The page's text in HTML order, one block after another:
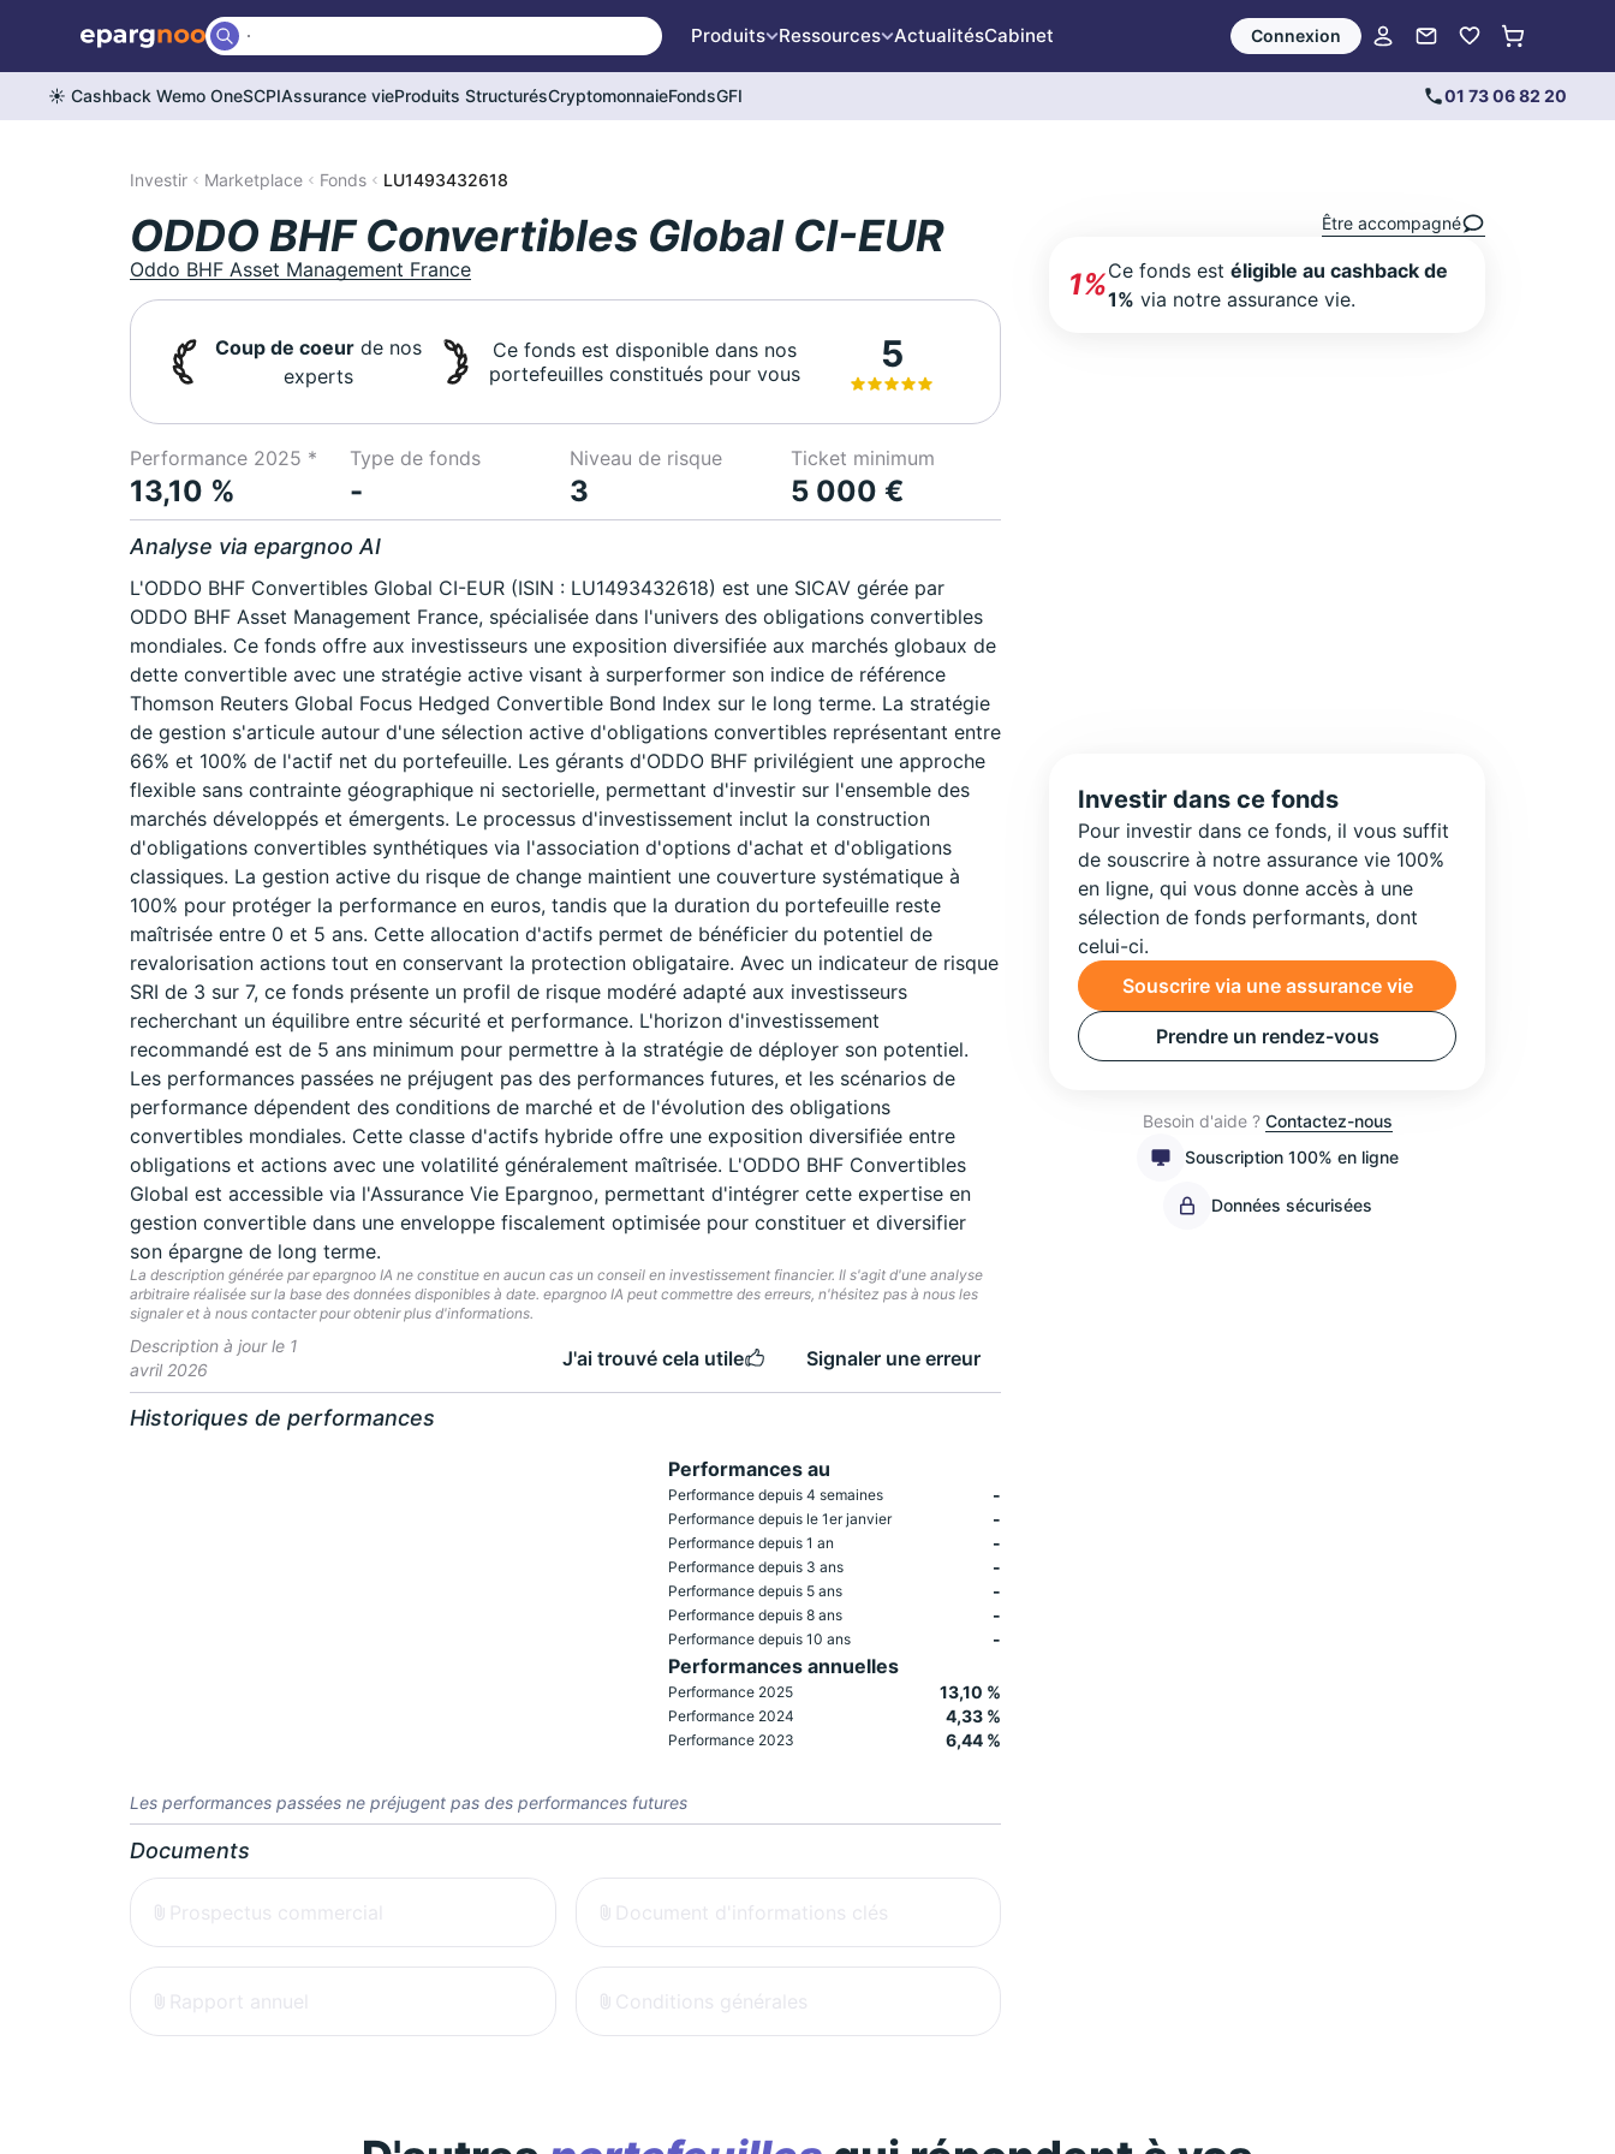
Produits Ressources ActualitésCabinet Connexion
☀️ Cashback Wemo OneSCPIAssurance vieProduits StructurésCryptomonnaieFondsGFI 01 73 06 82 20
Investir Marketplace Fonds LU1493432618
ODDO BHF Convertibles Global CI-EUR
Oddo BHF Asset Management France
Coup de coeurde nos
experts
Ce fonds est disponible dans nos
portefeuilles constitués pour vous
5
Performance 2025 *
13,10 %
Type de fonds
-
Niveau de risque
3
Ticket minimum
5 000 €
Analyse via epargnoo AI
L'ODDO BHF Convertibles Global CI-EUR (ISIN : LU1493432618) est une SICAV gérée par
ODDO BHF Asset Management France, spécialisée dans l'univers des obligations convertibles
mondiales. Ce fonds offre aux investisseurs une exposition diversifiée aux marchés globaux de
dette convertible avec une stratégie active visant à surperformer son indice de référence
Thomson Reuters Global Focus Hedged Convertible Bond Index sur le long terme. La stratégie
de gestion s'articule autour d'une sélection active d'obligations convertibles représentant entre
66% et 100% de l'actif net du portefeuille. Les gérants d'ODDO BHF privilégient une approche
flexible sans contrainte géographique ni sectorielle, permettant d'investir sur l'ensemble des
marchés développés et émergents. Le processus d'investissement inclut la construction
d'obligations convertibles synthétiques via l'association d'options d'achat et d'obligations
classiques. La gestion active du risque de change maintient une couverture systématique à
100% pour protéger la performance en euros, tandis que la duration du portefeuille reste
maîtrisée entre 0 et 5 ans. Cette allocation d'actifs permet de bénéficier du potentiel de
revalorisation actions tout en conservant la protection obligataire. Avec un indicateur de risque
SRI de 3 sur 7, ce fonds présente un profil de risque modéré adapté aux investisseurs
recherchant un équilibre entre sécurité et performance. L'horizon d'investissement
recommandé est de 5 ans minimum pour permettre à la stratégie de déployer son potentiel.
Les performances passées ne préjugent pas des performances futures, et les scénarios de
performance dépendent des conditions de marché et de l'évolution des obligations
convertibles mondiales. Cette classe d'actifs hybride offre une exposition diversifiée entre
obligations et actions avec une volatilité généralement maîtrisée. L'ODDO BHF Convertibles
Global est accessible via l'Assurance Vie Epargnoo, permettant d'intégrer cette expertise en
gestion convertible dans une enveloppe fiscalement optimisée pour constituer et diversifier
son épargne de long terme.
La description générée par epargnoo IA ne constitue en aucun cas un conseil en investissement financier. Il s'agit d'une analyse
arbitraire réalisée sur la base des données disponibles à date. epargnoo IA peut commettre des erreurs, n'hésitez pas à nous les
signaler et à nous contacter pour obtenir plus d'informations.
Description à jour le 1
avril 2026
J'ai trouvé cela utile Signaler une erreur
Historiques de performances
Performances au
Performance depuis 4 semaines -
Performance depuis le 1er janvier -
Performance depuis 1 an -
Performance depuis 3 ans -
Performance depuis 5 ans -
Performance depuis 8 ans -
Performance depuis 10 ans -
Performances annuelles
Performance 2025 13,10 %
Performance 2024 4,33 %
Performance 2023 6,44 %
Les performances passées ne préjugent pas des performances futures
Documents
Prospectus commercial Document d'informations clés
Rapport annuel Conditions générales
Être accompagné
1%Ce fonds estéligible au cashback de
1% via notre assurance vie.
Investir dans ce fonds
Pour investir dans ce fonds, il vous suffit
de souscrire à notre assurance vie 100%
en ligne, qui vous donne accès à une
sélection de fonds performants, dont
celui-ci.
Souscrire via une assurance vie
Prendre un rendez-vous
Besoin d'aide ? Contactez-nous
Souscription 100% en ligne
Données sécurisées